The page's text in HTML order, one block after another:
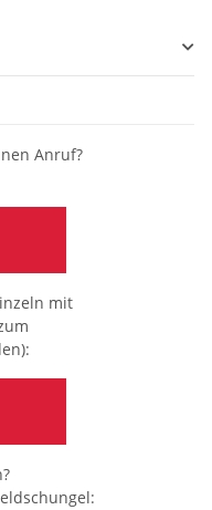
Anruf?
mit